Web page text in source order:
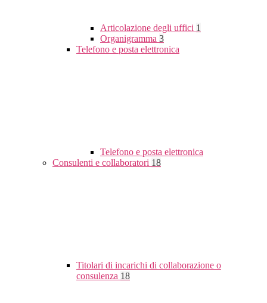
Articolazione degli uffici 1
Organigramma 3
Telefono e posta elettronica
Telefono e posta elettronica
Consulenti e collaboratori 18
Titolari di incarichi di collaborazione o
consulenza 18